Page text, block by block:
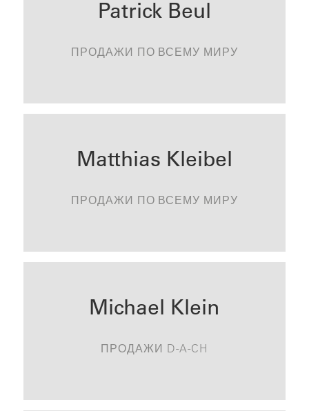
Patrick Beul
ПРОДАЖИ ПО ВСЕМУ МИРУ
Matthias Kleibel
ПРОДАЖИ ПО ВСЕМУ МИРУ
Michael Klein
ПРОДАЖИ D-A-CH
СВЯЗАТЬСЯ